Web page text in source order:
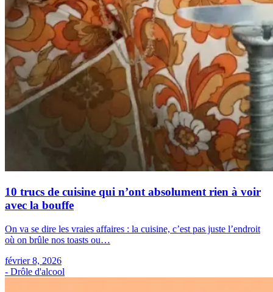
10 trucs de cuisine qui n’ont absolument rien à voir
avec la bouffe
On va se dire les vraies affaires : la cuisine, c’est pas juste l’endroit
où on brûle nos toasts ou…
février 8, 2026
- Drôle d'alcool